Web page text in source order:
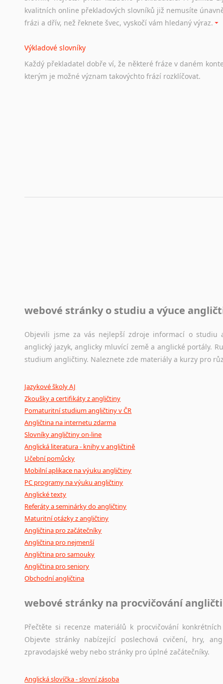
hledat práci na internetu případně osobní zkušenosti
Hledáte-li
práci
stejná obecná pravidla, jako pro český životopis. Tak dost
kvalitních online překladových slovníků již nemusíte
frázi a dřív, než řeknete švec, vyskočí vám hledaný výraz.
Výkladové slovníky
Každý překladatel dobře ví, že některé fráze v daném
kterým je možné význam takovýchto frází rozklíčovat.
Jazykový korpus je elektronický soubor autentických
původního zdroje textu.
Ostatní pomůcky pro překladatele
poradny a pravidla
webové stránky o studiu a výuce
Objevili jsme za vás nejlepší zdroje informací o studiu
anglický jazyk, anglicky mluvící země a anglické portály.
studium angličtiny. Naleznete zde materiály a kurzy pro
Jazykové školy AJ
Zkoušky a certifikáty z angličtiny
Pomaturitní studium angličtiny v ČR
Angličtina na internetu zdarma
Slovníky angličtiny on-line
Anglická literatura - knihy v angličtině
Učební pomůcky
Mobilní aplikace na výuku angličtiny
PC programy na výuku angličtiny
Anglické texty
Referáty a seminárky do angličtiny
Maturitní otázky z angličtiny
Angličtina pro začátečníky
Angličtina pro nejmenší
Angličtina pro samouky
Angličtina pro seniory
Obchodní angličtina
webové stránky na procvičování
Přečtěte si recenze materiálů k procvičování
Objevte stránky nabízející poslechová cvičení, hry,
zpravodajské weby nebo stránky pro úplné začátečníky.
Anglická slovíčka - slovní zásoba